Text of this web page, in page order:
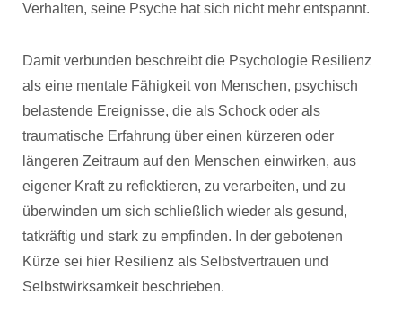
Verhalten, seine Psyche hat sich nicht mehr entspannt.
Damit verbunden beschreibt die Psychologie Resilienz
als eine mentale Fähigkeit von Menschen, psychisch
belastende Ereignisse, die als Schock oder als
traumatische Erfahrung über einen kürzeren oder
längeren Zeitraum auf den Menschen einwirken, aus
eigener Kraft zu reflektieren, zu verarbeiten, und zu
überwinden um sich schließlich wieder als gesund,
tatkräftig und stark zu empfinden. In der gebotenen
Kürze sei hier Resilienz als Selbstvertrauen und
Selbstwirksamkeit beschrieben.